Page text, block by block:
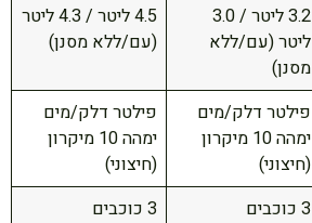
3.2 ליטר / 3.0
ליטר (עם/ללא
מסנן)
4.5 ליטר / 4.3 ליטר
(עם/ללא מסנן)
פילטר דלק/מים
ימהה 10 מיקרון
(חיצוני)
פילטר דלק/מים
ימהה 10 מיקרון
(חיצוני)
3 כוכבים
3 כוכבים